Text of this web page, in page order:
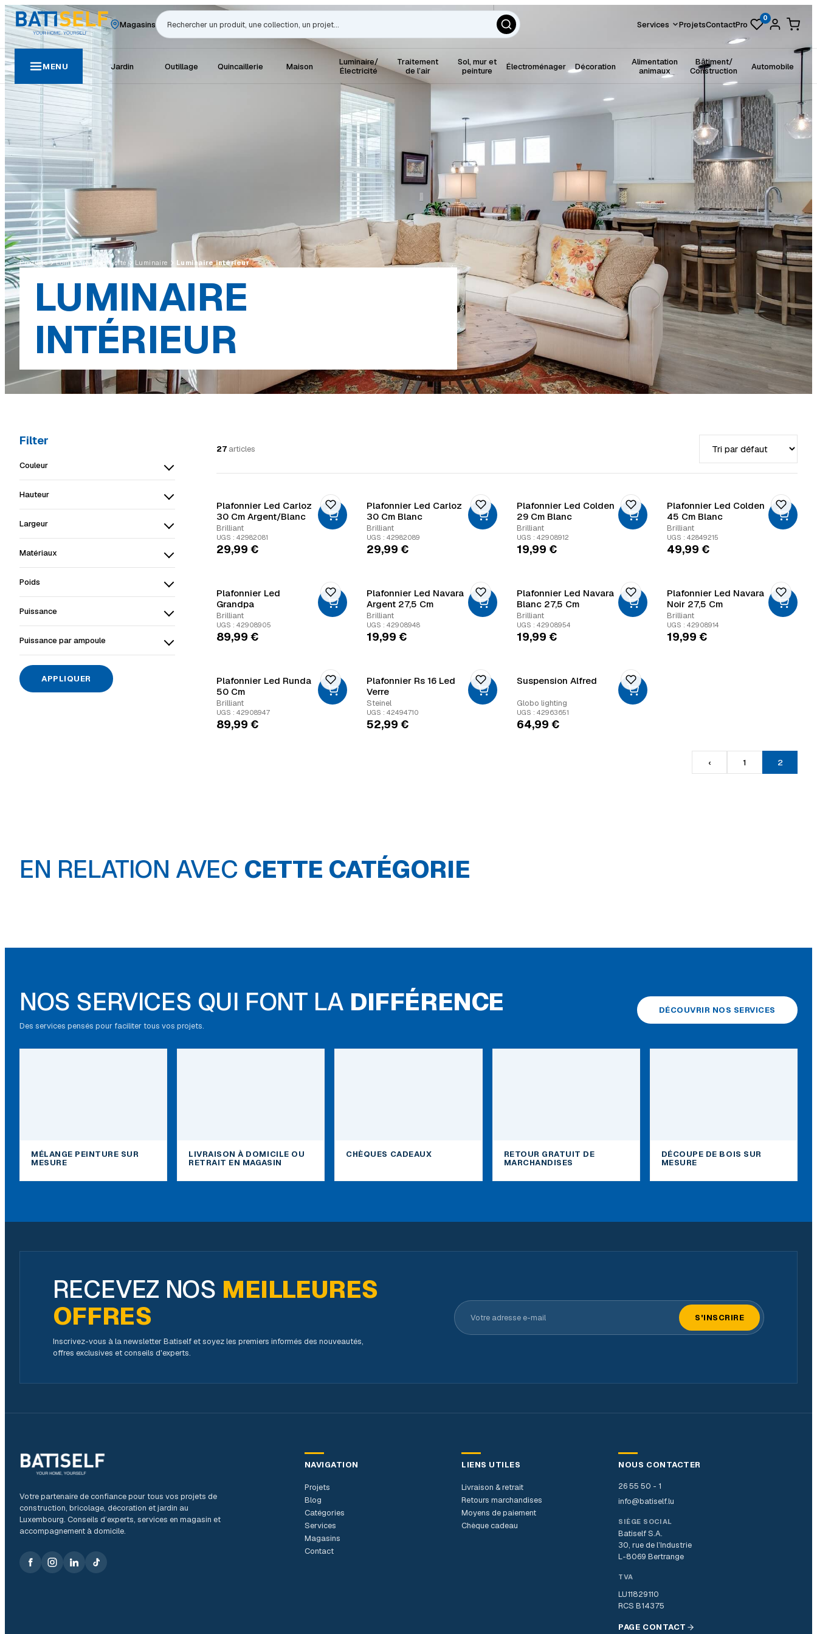
Magasins Rechercher Services ProjetsContactPro
0
MENU Jardin Outillage Quincaillerie Maison
Luminaire/
Électricité
Traitement
de l’air
Sol, mur et
peinture
Électroménager Décoration
Alimentation
animaux
Bâtiment/
Construction
Automobile
Produits Luminaire/Électricité Luminaire Luminaire intérieur
LUMINAIRE
INTÉRIEUR
Filter
Couleur
Hauteur
Largeur
Matériaux
Poids
Puissance
Puissance par ampoule
APPLIQUER
27 articles
Plafonnier Led Carloz
30 Cm Argent/Blanc
Brilliant
UGS : 42982081
29,99 €
Plafonnier Led Carloz
30 Cm Blanc
Brilliant
UGS : 42982089
29,99 €
Plafonnier Led Colden
29 Cm Blanc
Brilliant
UGS : 42908912
19,99 €
Plafonnier Led Colden
45 Cm Blanc
Brilliant
UGS : 42849215
49,99 €
Plafonnier Led
Grandpa
Brilliant
UGS : 42908905
89,99 €
Plafonnier Led Navara
Argent 27,5 Cm
Brilliant
UGS : 42908948
19,99 €
Plafonnier Led Navara
Blanc 27,5 Cm
Brilliant
UGS : 42908954
19,99 €
Plafonnier Led Navara
Noir 27,5 Cm
Brilliant
UGS : 42908914
19,99 €
Plafonnier Led Runda
50 Cm
Brilliant
UGS : 42908947
89,99 €
Plafonnier Rs 16 Led
Verre
Steinel
UGS : 42494710
52,99 €
Suspension Alfred
Globo lighting
UGS : 42963651
64,99 €
‹ 1 2
EN RELATION AVEC CETTE CATÉGORIE
Luminaire
NOS SERVICES QUI FONT LA DIFFÉRENCE
Des services pensés pour faciliter tous vos projets.
DÉCOUVRIR NOS SERVICES
MÉLANGE PEINTURE SUR
MESURE
LIVRAISON À DOMICILE OU
RETRAIT EN MAGASIN
CHÈQUES CADEAUX
RETOUR GRATUIT DE
MARCHANDISES
DÉCOUPE DE BOIS SUR
MESURE
RECEVEZ NOS MEILLEURES
OFFRES
Inscrivez-vous à la newsletter Batiself et soyez les premiers informés des nouveautés,
offres exclusives et conseils d'experts.
Votre adresse e-mail
S'INSCRIRE
Votre partenaire de confiance pour tous vos projets de
construction, bricolage, décoration et jardin au
Luxembourg. Conseils d’experts, services en magasin et
accompagnement à domicile.
NAVIGATION
Projets
Blog
Catégories
Services
Magasins
Contact
LIENS UTILES
Livraison & retrait
Retours marchandises
Moyens de paiement
Chèque cadeau
NOUS CONTACTER
26 55 50 - 1
info@batiself.lu
SIÈGE SOCIAL
Batiself S.A.
30, rue de l’Industrie
L-8069 Bertrange
TVA
LU11829110
RCS B14375
PAGE CONTACT